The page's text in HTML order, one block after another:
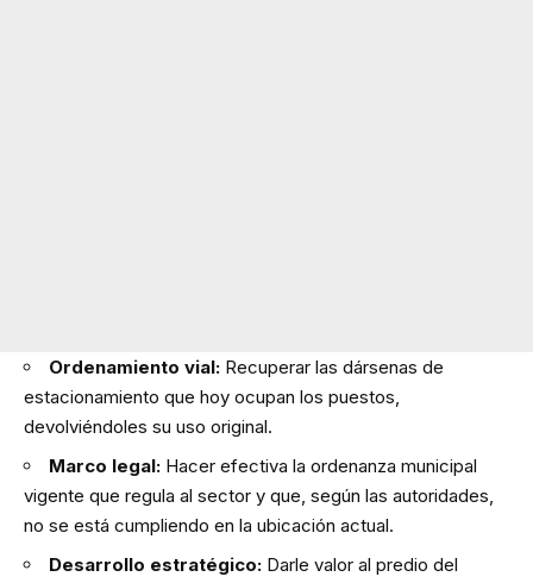
Ordenamiento vial: Recuperar las dársenas de
estacionamiento que hoy ocupan los puestos,
devolviéndoles su uso original.
Marco legal: Hacer efectiva la ordenanza municipal
vigente que regula al sector y que, según las autoridades,
no se está cumpliendo en la ubicación actual.
Desarrollo estratégico: Darle valor al predio del